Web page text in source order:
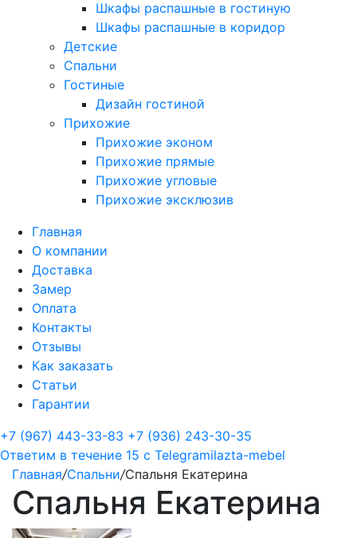
Шкафы распашные в гостиную
Шкафы распашные в коридор
Детские
Спальни
Гостиные
Дизайн гостиной
Прихожие
Прихожие эконом
Прихожие прямые
Прихожие угловые
Прихожие эксклюзив
Главная
О компании
Доставка
Замер
Оплата
Контакты
Отзывы
Как заказать
Статьи
Гарантии
+7 (967) 443-33-83 +7 (936) 243-30-35
Ответим в течение 15 с Telegramilazta-mebel
Главная/Спальни/Спальня Екатерина
Спальня Екатерина